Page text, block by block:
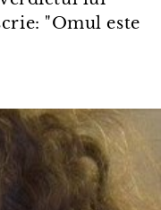
"Omul este